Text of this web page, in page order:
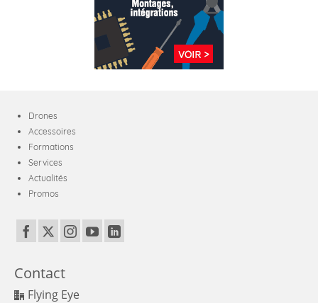
Drones
Accessoires
Formations
Services
Actualités
Promos
Contact
Flying Eye